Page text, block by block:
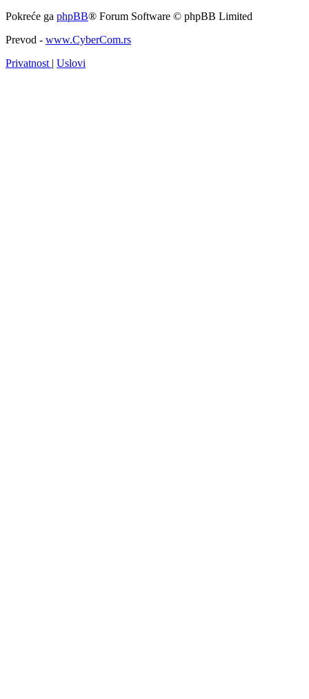
Pokreće ga phpBB® Forum Software © phpBB Limited
Prevod - www.CyberCom.rs
Privatnost
Uslovi